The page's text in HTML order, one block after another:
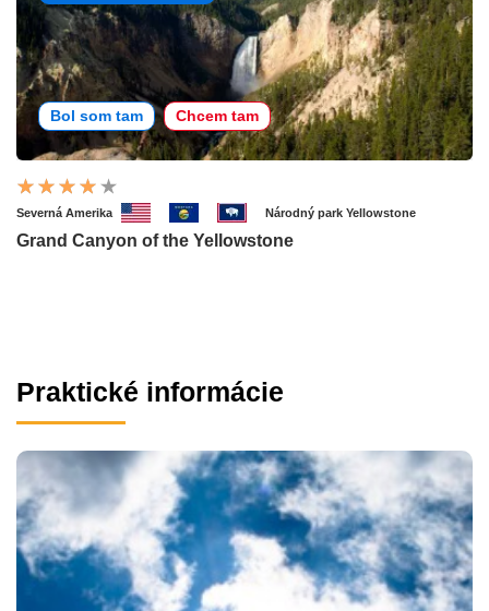
Bol som tam Chcem tam
Severná Amerika Národný park Yellowstone
Grand Canyon of the Yellowstone
Praktické informácie